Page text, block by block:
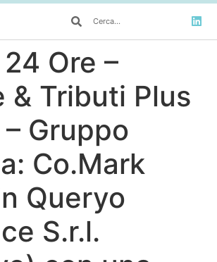
Ore –
& Tributi Plus
Gruppo
Co.Mark
Queryo
S.r.l.